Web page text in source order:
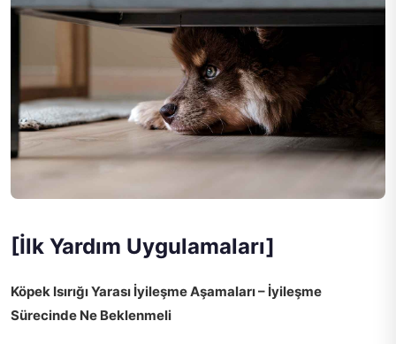
[İlk Yardım Uygulamaları]
Köpek Isırığı Yarası İyileşme Aşamaları – İyileşme
Sürecinde Ne Beklenmeli